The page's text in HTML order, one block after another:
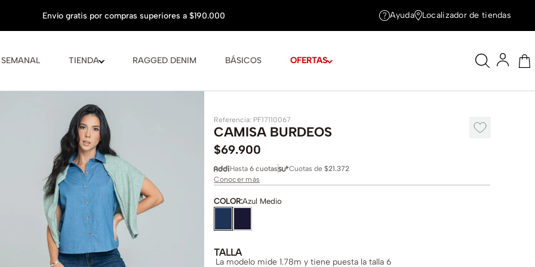
TIENDA RAGGED DENIM BÁSICOS OFERTAS
Ayuda Localizador de tiendas
Referencia: PF17110067
CAMISA BURDEOS
$69.900
Hasta6 cuotas Cuotas de$21.372
Conocer más
COLOR:Azul Medio
TALLA
La modelo mide 1.78m y tiene puesta la talla 6